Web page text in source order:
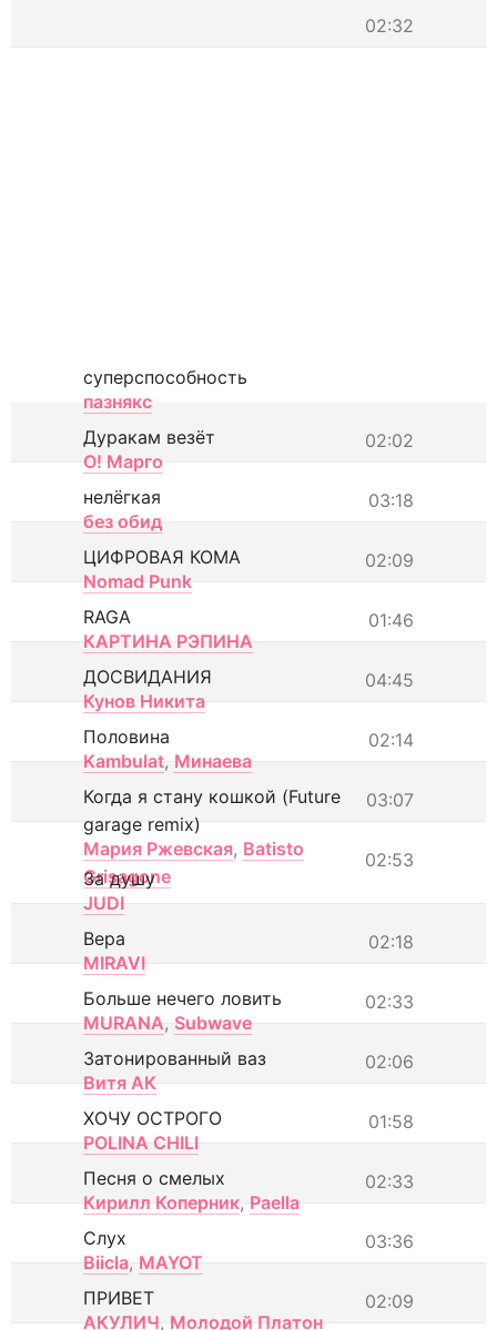
02:32
суперспособность
пазнякс
02:02
Дуракам везёт
О! Марго
03:18
нелёгкая
без обид
02:09
ЦИФРОВАЯ КОМА
Nomad Punk
01:46
RAGA
КАРТИНА РЭПИНА
04:45
ДОСВИДАНИЯ
Кунов Никита
02:14
Половина
Kambulat, Минаева
03:07
Когда я стану кошкой (Future
garage remix)
Мария Ржевская, Batisto
Grisagone
02:53
За душу
JUDI
02:18
Вера
MIRAVI
02:33
Больше нечего ловить
MURANA, Subwave
02:06
Затонированный ваз
Витя АК
01:58
ХОЧУ ОСТРОГО
POLINA CHILI
02:33
Песня о смелых
Кирилл Коперник, Paella
03:36
Слух
Biicla, MAYOT
02:09
ПРИВЕТ
АКУЛИЧ, Молодой Платон